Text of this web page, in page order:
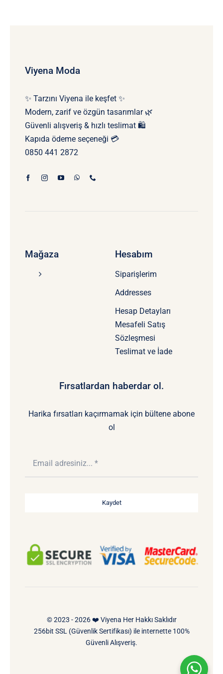
Viyena Moda
✨ Tarzını Viyena ile keşfet ✨
Modern, zarif ve özgün tasarımlar 🌿
Güvenli alışveriş & hızlı teslimat 🛍️
Kapıda ödeme seçeneği 💳
0850 441 2872
Mağaza Hesabım
Siparişlerim
Addresses
Hesap Detayları
Mesafeli Satış
Sözleşmesi
Teslimat ve İade
Fırsatlardan haberdar ol.
Harika fırsatları kaçırmamak için bültene abone
ol
Kaydet
© 2023 - 2026 ❤️ Viyena Her Hakkı Saklıdır
256bit SSL (Güvenlik Sertifikası) ile internette 100%
Güvenli Alışveriş.